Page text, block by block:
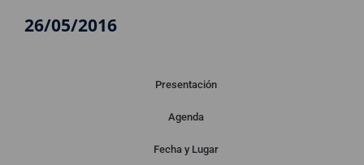
26/05/2016
Presentación
Agenda
Fecha y Lugar